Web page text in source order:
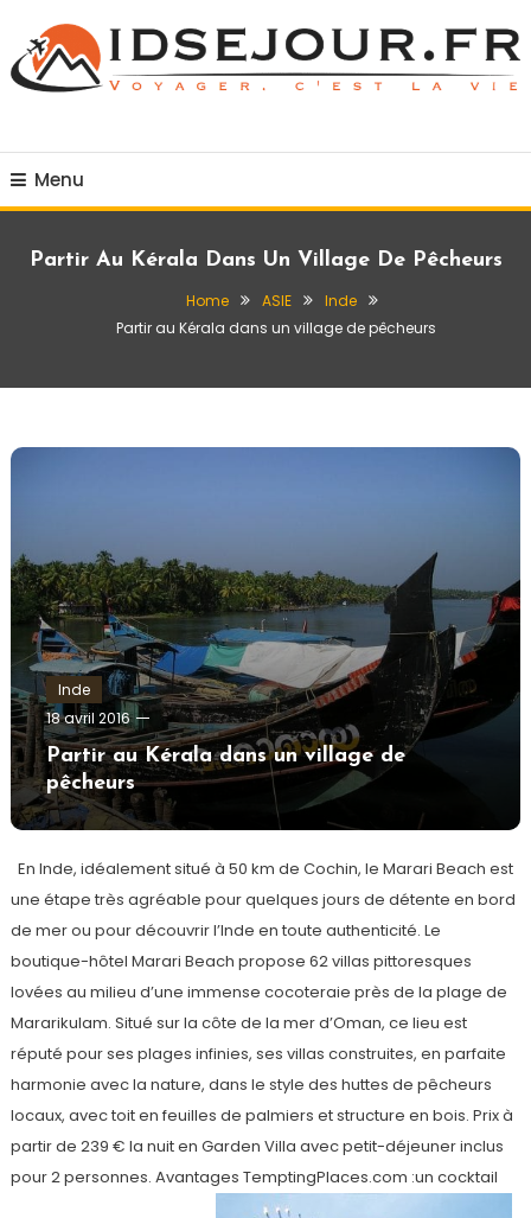
Content
Menu
Partir Au Kérala Dans Un Village De Pêcheurs
Home ASIE
Inde
Partir au Kérala dans un village de pêcheurs
Inde
18 avril 2016
admin
Partir au Kérala dans un village de
pêcheurs
En Inde, idéalement situé à 50 km de Cochin, le Marari Beach est
une étape très agréable pour quelques jours de détente en bord
de mer ou pour découvrir l’Inde en toute authenticité. Le
boutique-hôtel Marari Beach propose 62 villas pittoresques
lovées au milieu d’une immense cocoteraie près de la plage de
Mararikulam. Situé sur la côte de la mer d’Oman, ce lieu est
réputé pour ses plages infinies, ses villas construites, en parfaite
harmonie avec la nature, dans le style des huttes de pêcheurs
locaux, avec toit en feuilles de palmiers et structure en bois. Prix à
partir de 239 € la nuit en Garden Villa avec petit-déjeuner inclus
pour 2 personnes. Avantages TemptingPlaces.com :un cocktail